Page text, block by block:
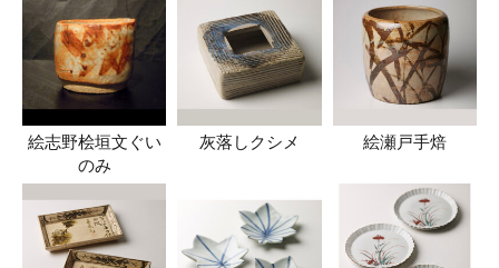
絵志野桧垣文ぐい
のみ
灰落しクシメ 絵瀬戸手焙